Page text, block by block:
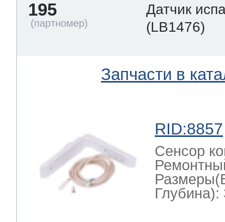
195
Датчик
(LB1476)
Запчасти в
RID:8857
Сенсор
Глубина):